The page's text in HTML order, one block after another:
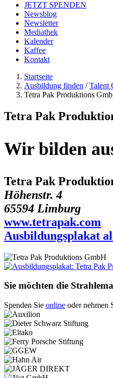
JETZT SPENDEN
Newsblog
Newsletter
Mediathek
Kalender
Kaffee
Kontakt
Startseite
Ausbildung finden /Talent
Tetra Pak Produktions
Tetra Pak
Wir bilden
Tetra Pak
Höhenstr. 4
65594 Limburg
www.tetrapak.com
Ausbildungsplakat
Sie möchten die
Spenden Sie online oder nehmen